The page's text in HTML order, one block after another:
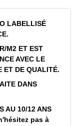
LABELLISÉ
M2 ET EST
AVEC LE
ET DE QUALITÉ.
DANS
AU 10/12 ANS
pas à